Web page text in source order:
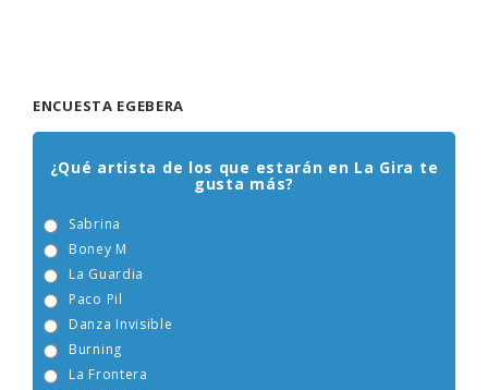
¿Qué artista de los que estarán en La Gira te
gusta más?
Boney M
Burning